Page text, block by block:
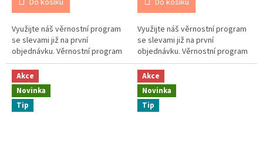
Do košíku
Využijte náš věrnostní program
se slevami již na první
objednávku. Věrnostní program
Do košíku
Využijte náš věrnostní program
se slevami již na první
objednávku. Věrnostní program
Akce
Novinka
Tip
Akce
Novinka
Tip